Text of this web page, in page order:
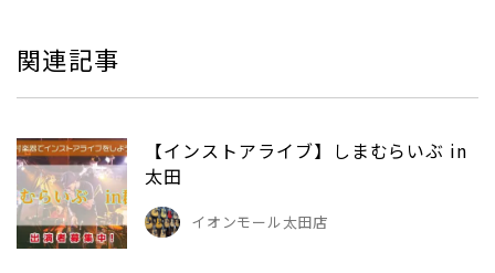
関連記事
【インストアライブ】しまむらいぶ in
太田
イオンモール太田店